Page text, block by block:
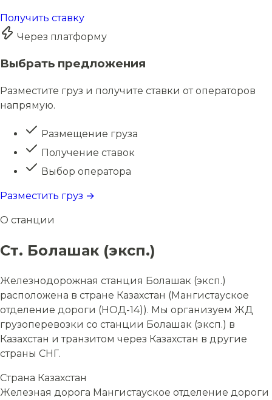
Получить ставку
Через платформу
Выбрать предложения
Разместите груз и получите ставки от операторов
напрямую.
Размещение груза
Получение ставок
Выбор оператора
Разместить груз →
О станции
Ст. Болашак (эксп.)
Железнодорожная станция Болашак (эксп.)
расположена в стране Казахстан (Мангистауское
отделение дороги (НОД-14)). Мы организуем ЖД
грузоперевозки со станции Болашак (эксп.) в
Казахстан и транзитом через Казахстан в другие
страны СНГ.
Страна Казахстан
Железная дорога Мангистауское отделение дороги